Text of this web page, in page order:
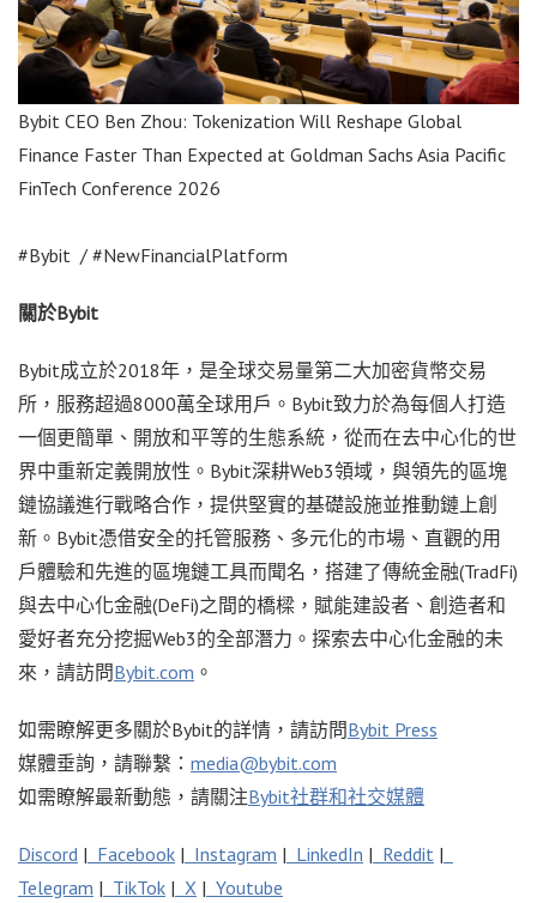
Bybit CEO Ben Zhou: Tokenization Will Reshape Global
Finance Faster Than Expected at Goldman Sachs Asia Pacific
FinTech Conference 2026
#Bybit / #NewFinancialPlatform
關於Bybit
Bybit成立於2018年，是全球交易量第二大加密貨幣交易
所，服務超過8000萬全球用戶。Bybit致力於為每個人打造
一個更簡單、開放和平等的生態系統，從而在去中心化的世
界中重新定義開放性。Bybit深耕Web3領域，與領先的區塊
鏈協議進行戰略合作，提供堅實的基礎設施並推動鏈上創
新。Bybit憑借安全的托管服務、多元化的市場、直觀的用
戶體驗和先進的區塊鏈工具而聞名，搭建了傳統金融(TradFi)
與去中心化金融(DeFi)之間的橋樑，賦能建設者、創造者和
愛好者充分挖掘Web3的全部潛力。探索去中心化金融的未
來，請訪問Bybit.com 。
如需瞭解更多關於Bybit的詳情，請訪問Bybit Press
媒體垂詢，請聯繫： media@bybit.com
如需瞭解最新動態，請關注Bybit社群和社交媒體
Discord | Facebook | Instagram | LinkedIn | Reddit |
Telegram | TikTok | X | Youtube